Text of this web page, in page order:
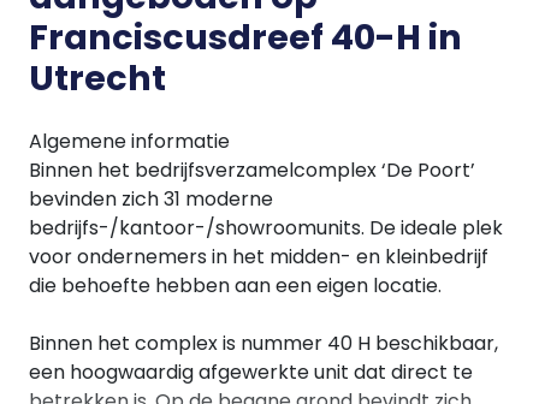
Franciscusdreef 40-H in
Utrecht
Algemene informatie
Binnen het bedrijfsverzamelcomplex ‘De Poort’
bevinden zich 31 moderne
bedrijfs-/kantoor-/showroomunits. De ideale plek
voor ondernemers in het midden- en kleinbedrijf
die behoefte hebben aan een eigen locatie.
Binnen het complex is nummer 40 H beschikbaar,
een hoogwaardig afgewerkte unit dat direct te